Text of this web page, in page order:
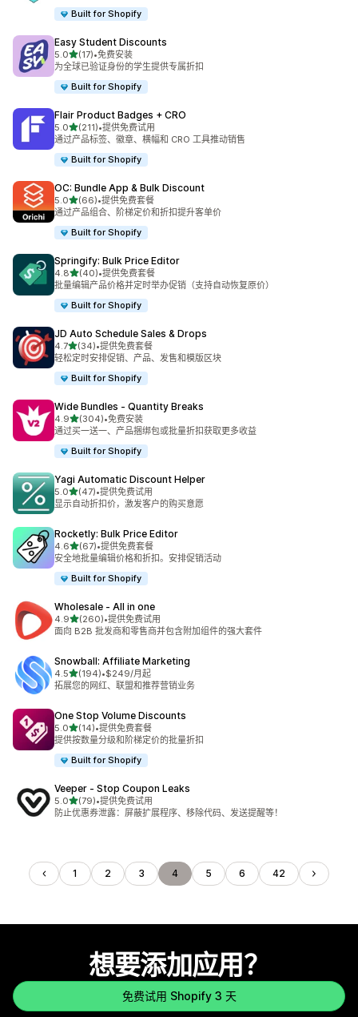
Built for Shopify
Easy Student Discounts
5.0星（满分 5 星）
(17)
总共 17 条评论
•免费安装
为全球已验证身份的学生提供专属折扣
Built for Shopify
Flair Product Badges + CRO
5.0星（满分 5 星）
(211)
总共 211 条评论
•提供免费试用
通过产品标签、徽章、横幅和 CRO 工具推动销售
Built for Shopify
OC: Bundle App & Bulk Discount
5.0星（满分 5 星）
(66)
总共 66 条评论
•提供免费套餐
通过产品组合、阶梯定价和折扣提升客单价
Built for Shopify
Springify: Bulk Price Editor
4.8星（满分 5 星）
(40)
总共 40 条评论
•提供免费套餐
批量编辑产品价格并定时举办促销（支持自动恢复原价）
Built for Shopify
JD Auto Schedule Sales & Drops
4.7星（满分 5 星）
(34)
总共 34 条评论
•提供免费套餐
轻松定时安排促销、产品、发售和模版区块
Built for Shopify
Wide Bundles ‑ Quantity Breaks
4.9星（满分 5 星）
(304)
总共 304 条评论
•免费安装
通过买一送一、产品捆绑包或批量折扣获取更多收益
Built for Shopify
Yagi Automatic Discount Helper
5.0星（满分 5 星）
(47)
总共 47 条评论
•提供免费试用
显示自动折扣价，激发客户的购买意愿
Rocketly: Bulk Price Editor
4.6星（满分 5 星）
(67)
总共 67 条评论
•提供免费套餐
安全地批量编辑价格和折扣。安排促销活动
Built for Shopify
Wholesale ‑ All in one
4.9星（满分 5 星）
(260)
总共 260 条评论
•提供免费试用
面向 B2B 批发商和零售商并包含附加组件的强大套件
Snowball: Affiliate Marketing
4.5星（满分 5 星）
(194)
总共 194 条评论
•$249/月起
拓展您的网红、联盟和推荐营销业务
One Stop Volume Discounts
5.0星（满分 5 星）
(14)
总共 14 条评论
•提供免费套餐
提供按数量分级和阶梯定价的批量折扣
Built for Shopify
Veeper ‑ Stop Coupon Leaks
5.0星（满分 5 星）
(79)
总共 79 条评论
•提供免费试用
防止优惠券泄露：屏蔽扩展程序、移除代码、发送提醒等！
1 2 3 4 5 6 42
想要添加应用？
免费试用 Shopify 3 天